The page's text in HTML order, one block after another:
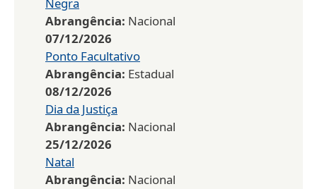
Negra
Abrangência: Nacional
07/12/2026
Ponto Facultativo
Abrangência: Estadual
08/12/2026
Dia da Justiça
Abrangência: Nacional
25/12/2026
Natal
Abrangência: Nacional